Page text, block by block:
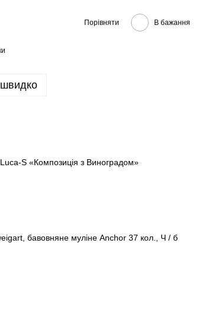
Порівняти В бажання
S «Композиція з Виноградом»
бавовняне муліне Anchor 37 кол., Ч / б